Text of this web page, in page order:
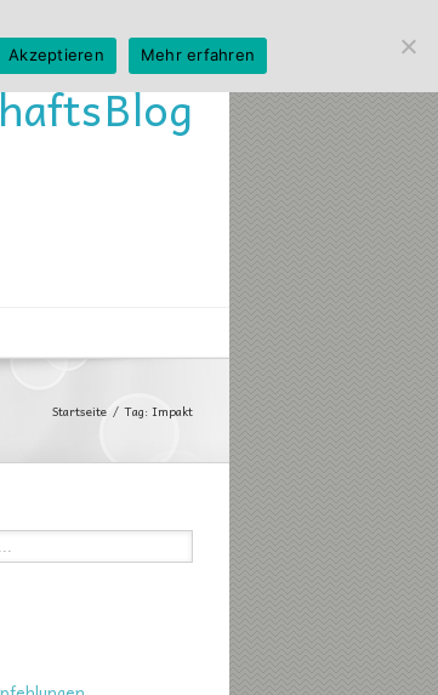
Blog
Startseite Tag: Impakt
Akzeptieren Mehr erfahren